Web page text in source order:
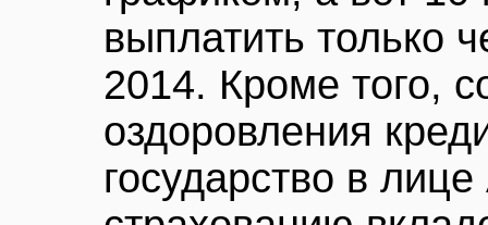
выплатить только
2014. Кроме того,
оздоровления
государство в